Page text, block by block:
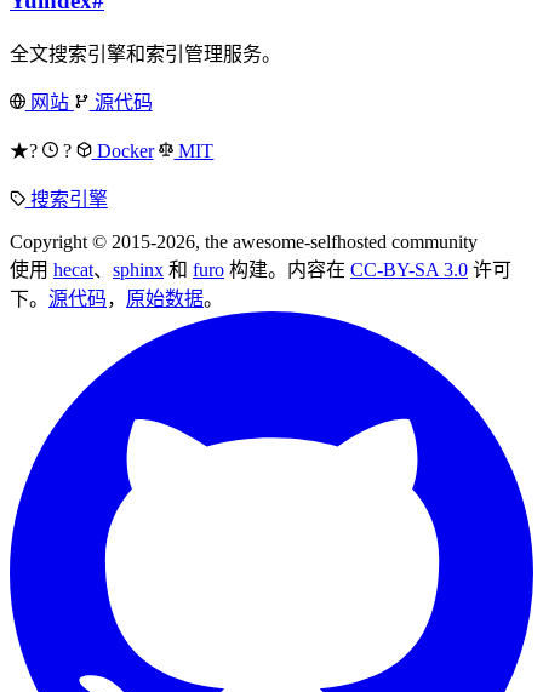
全文搜索引擎和索引管理服务。
网站 源代码
★? ? Docker MIT
搜索引擎
Copyright © 2015-2026, the awesome-selfhosted community
使用 hecat、 sphinx 和 furo 构建。内容在 CC-BY-SA 3.0 许可
下。 源代码， 原始数据。